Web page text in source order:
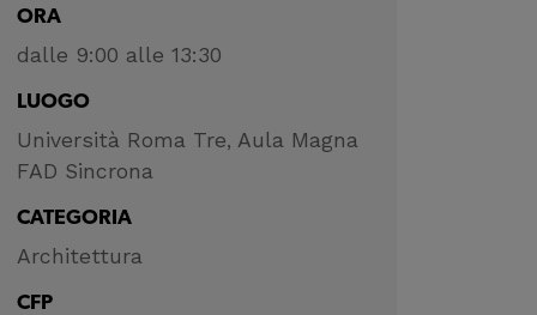
ORA
dalle 9:00 alle 13:30
LUOGO
Università Roma Tre, Aula Magna
FAD Sincrona
CATEGORIA
Architettura
CFP